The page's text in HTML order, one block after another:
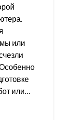
или
или…